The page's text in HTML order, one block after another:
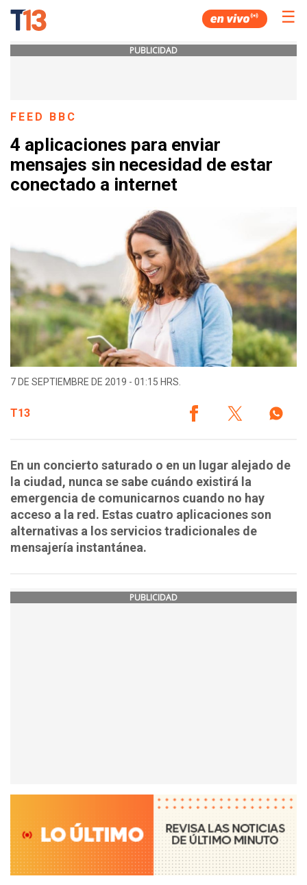
☰
PUBLICIDAD
FEED BBC
4 aplicaciones para enviar
mensajes sin necesidad de estar
conectado a internet
7 DE SEPTIEMBRE DE 2019 - 01:15 HRS.
T13
En un concierto saturado o en un lugar alejado de
la ciudad, nunca se sabe cuándo existirá la
emergencia de comunicarnos cuando no hay
acceso a la red. Estas cuatro aplicaciones son
alternativas a los servicios tradicionales de
mensajería instantánea.
PUBLICIDAD